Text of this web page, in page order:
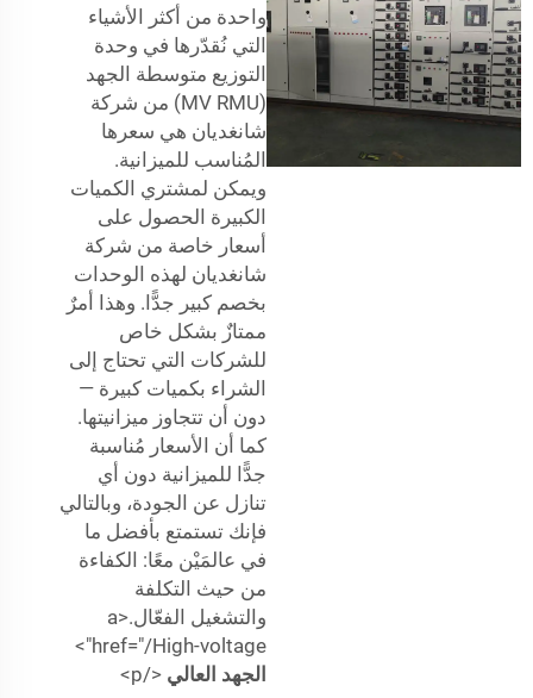
واحدة من أكثر الأشياء
التي نُقدّرها في وحدة
التوزيع متوسطة الجهد
(MV RMU) من شركة
شانغديان هي سعرها
المُناسب للميزانية.
ويمكن لمشتري الكميات
الكبيرة الحصول على
أسعار خاصة من شركة
شانغديان لهذه الوحدات
بخصم كبير جدًّا. وهذا أمرٌ
ممتازٌ بشكل خاص
للشركات التي تحتاج إلى
الشراء بكميات كبيرة —
دون أن تتجاوز ميزانيتها.
كما أن الأسعار مُناسبة
جدًّا للميزانية دون أي
تنازل عن الجودة، وبالتالي
فإنك تستمتع بأفضل ما
في عالمَيْن معًا: الكفاءة
من حيث التكلفة
والتشغيل الفعّال.<a
href="/High-voltage">
الجهد العالي </p>